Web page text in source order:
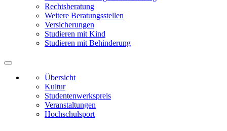
Rechtsberatung
Weitere Beratungsstellen
Versicherungen
Studieren mit Kind
Studieren mit Behinderung
Übersicht
Kultur
Studentenwerkspreis
Veranstaltungen
Hochschulsport